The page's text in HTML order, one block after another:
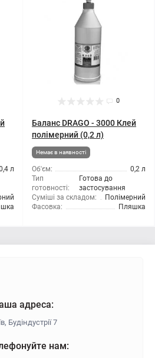
л
0
Баланс DRAGО - 3000 Клей
полімерний (0,2 л)
Немає в наявності
Об'єм:
0,2 л
Тип
готовності:
Готова до
застосування
Суміші за складом:
Полімерний
Фасовка:
Пляшка
адреса:
Будіндустрії 7
нам: